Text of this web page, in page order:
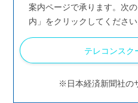
案内ページで承ります。次
内」をクリックしてください
テレコンスク
※日本経済新聞社の